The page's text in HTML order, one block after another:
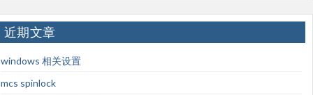
近期文章
windows 相关设置
mcs spinlock